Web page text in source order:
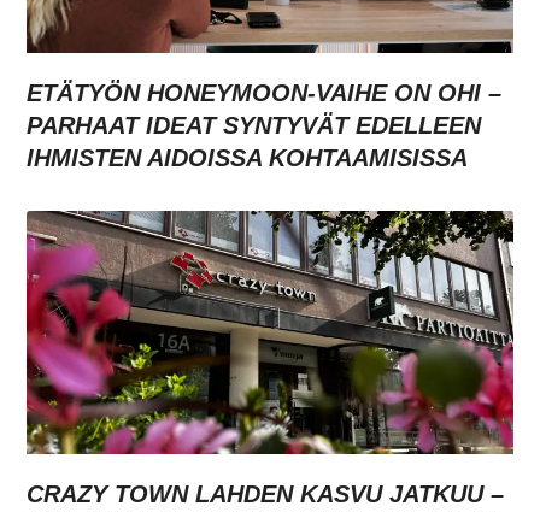
ETÄTYÖN HONEYMOON-VAIHE ON OHI –
PARHAAT IDEAT SYNTYVÄT EDELLEEN
IHMISTEN AIDOISSA KOHTAAMISISSA
CRAZY TOWN LAHDEN KASVU JATKUU –